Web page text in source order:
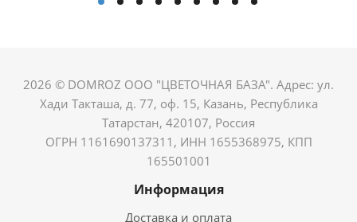
2026 © DOMROZ ООО "ЦВЕТОЧНАЯ БАЗА". Адрес: ул.
Хади Такташа, д. 77, оф. 15, Казань, Республика
Татарстан, 420107, Россия
ОГРН 1161690137311, ИНН 1655368975, КПП
165501001
Информация
Доставка и оплата